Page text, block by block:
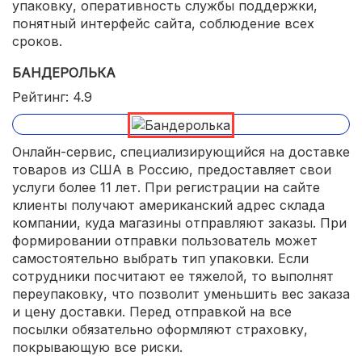
упаковку, оперативность службы поддержки,
понятный интерфейс сайта, соблюдение всех
сроков.
БАНДЕРОЛЬКА
Рейтинг: 4.9
Онлайн-сервис, специализирующийся на доставке
товаров из США в Россию, предоставляет свои
услуги более 11 лет. При регистрации на сайте
клиенты получают американский адрес склада
компании, куда магазины отправляют заказы. При
формировании отправки пользователь может
самостоятельно выбрать тип упаковки. Если
сотрудники посчитают ее тяжелой, то выполнят
переупаковку, что позволит уменьшить вес заказа
и цену доставки. Перед отправкой на все
посылки обязательно оформляют страховку,
покрывающую все риски.